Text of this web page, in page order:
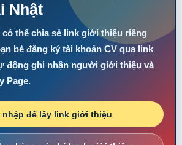
Nhật
thể chia sẻ link giới thiệu riêng
bè đăng ký tài khoản CV qua link
động ghi nhận người giới thiệu và
Page.
nhập để lấy link giới thiệu